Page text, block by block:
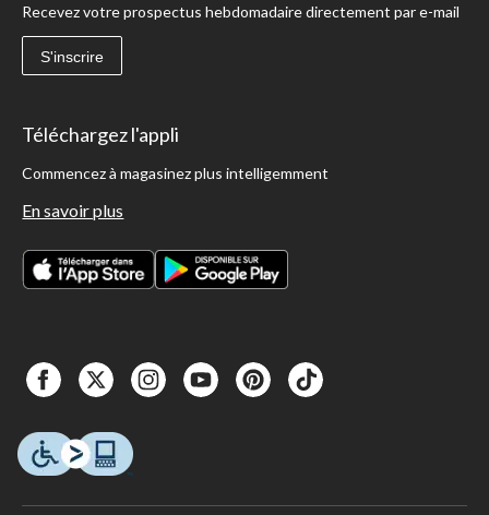
Recevez votre prospectus hebdomadaire directement par e-mail
S'inscrire
Téléchargez l'appli
Commencez à magasinez plus intelligemment
En savoir plus